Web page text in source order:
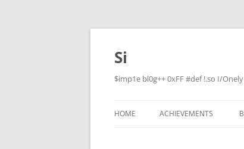
Skip
content
Si
$imp1e bl0g++ 0xFF #def !.so I/Onely
HOME ACHIEVEMENTS